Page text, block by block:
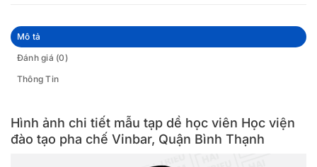
Mô tả
Đánh giá (0)
Thông Tin
Hình ảnh chi tiết mẫu tạp dề học viên Học viện
đào tạo pha chế Vinbar, Quận Bình Thạnh